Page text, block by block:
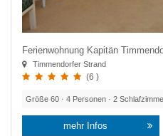
Ferienwohnung Kapitän
Timmendorfer Strand
(6 )
Größe 60 · 4 Personen · 2
mehr Infos